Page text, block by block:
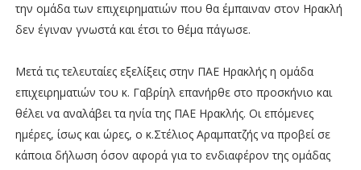
την ομάδα των επιχειρηματιών που θα έμπαιναν στον Ηρακλή
δεν έγιναν γνωστά και έτσι το θέμα πάγωσε.
Μετά τις τελευταίες εξελίξεις στην ΠΑΕ Ηρακλής η ομάδα
επιχειρηματιών του κ. Γαβρίηλ επανήρθε στο προσκήνιο και
θέλει να αναλάβει τα ηνία της ΠΑΕ Ηρακλής. Οι επόμενες
ημέρες, ίσως και ώρες, ο κ.Στέλιος Αραμπατζής να προβεί σε
κάποια δήλωση όσον αφορά για το ενδιαφέρον της ομάδας